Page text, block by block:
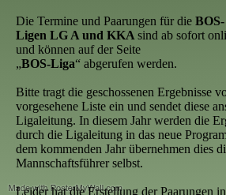
Die Termine und Paarungen für die BOS-
Ligen LG A und KKA sind ab sofort
und können auf der Seite
„BOS-Liga“ abgerufen werden.
Bitte tragt die geschossenen Ergebnisse
vorgesehene Liste ein und sendet diese
Ligaleitung. In diesem Jahr werden die
durch die Ligaleitung in das neue
dem kommenden Jahr übernehmen dies
Mannschaftsführer selbst.
Leider hat die Erstellung der Paarungen